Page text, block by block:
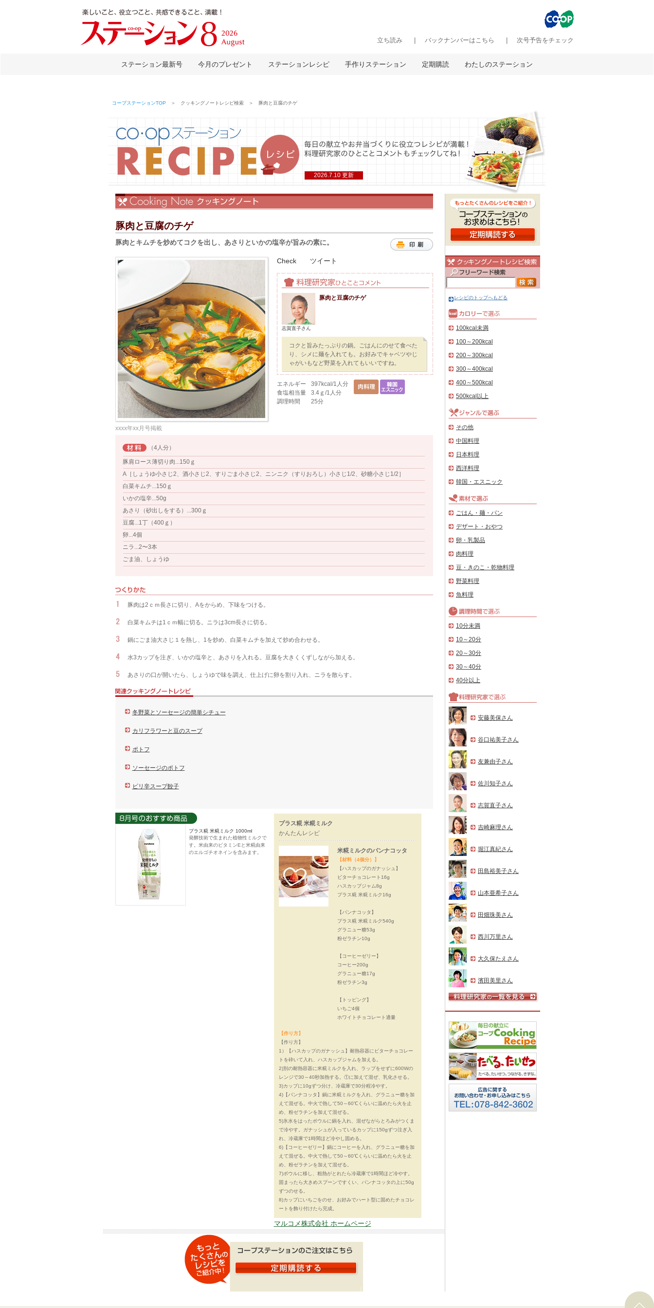
立ち読み バックナンバーはこちら 次号予告をチェック
ステーション最新号 今月のプレゼント ステーションレシピ 手作りステーション 定期購読 わたしのステーション
コープステーションTOP ＞ クッキングノートレシピ検索 ＞ 豚肉と豆腐のチゲ
2026.7.10 更新
豚肉と豆腐のチゲ
豚肉とキムチを炒めてコクを出し、あさりといかの塩辛が旨みの素に。
xxxx年xx月号掲載
Check ツイート
志賀直子さん
豚肉と豆腐のチゲ
コクと旨みたっぷりの鍋。ごはんにのせて食べた
り、シメに麺を入れても。お好みでキャベツやじ
ゃがいもなど野菜を入れてもいいですね。
エネルギー
397kcal/1人分
食塩相当量
3.4ｇ/1人分
調理時間
25分
（4人分）
豚肩ロース薄切り肉...150ｇ
A［しょうゆ小さじ2、酒小さじ2、すりごま小さじ2、ニンニク（すりおろし）小さじ1/2、砂糖小さじ1/2］
白菜キムチ...150ｇ
いかの塩辛...50g
あさり（砂出しをする）...300ｇ
豆腐...1丁（400ｇ）
卵...4個
ニラ...2〜3本
ごま油、しょうゆ
豚肉は2ｃｍ長さに切り、Aをからめ、下味をつける。
白菜キムチは1ｃｍ幅に切る。ニラは3cm長さに切る。
鍋にごま油大さじ１を熱し、1を炒め、白菜キムチを加えて炒め合わせる。
水3カップを注ぎ、いかの塩辛と、あさりを入れる。豆腐を大きくくずしながら加える。
あさりの口が開いたら、しょうゆで味を調え、仕上げに卵を割り入れ、ニラを散らす。
冬野菜とソーセージの簡単シチュー
カリフラワーと豆のスープ
ポトフ
ソーセージのポトフ
ピリ辛スープ餃子
プラス糀 米糀ミルク 1000ml
発酵技術で生まれた植物性ミルクで
す。米由来のビタミンEと米糀由来
のエルゴチオネインを含みます。
プラス糀 米糀ミルク
かんたんレシピ
米糀ミルクのパンナコッタ
【材料（4個分）】
【ハスカップのガナッシュ】
ビターチョコレート16g
ハスカップジャム8g
プラス糀 米糀ミルク16g
【パンナコッタ】
プラス糀 米糀ミルク540g
グラニュー糖53g
粉ゼラチン10g
【コーヒーゼリー】
コーヒー200g
グラニュー糖17g
粉ゼラチン3g
【トッピング】
いちご4個
ホワイトチョコレート適量
【作り方】
【作り方】
1）【ハスカップのガナッシュ】耐熱容器にビターチョコレー
トを砕いて入れ、ハスカップジャムを加える。
2)別の耐熱容器に米糀ミルクを入れ、ラップをせずに600Wの
レンジで30～40秒加熱する。①に加えて混ぜ、乳化させる。
3)カップに10gずつ分け、冷蔵庫で30分程冷やす。
4)【パンナコッタ】鍋に米糀ミルクを入れ、グラニュー糖を加
えて混ぜる。中火で熱して50～60℃くらいに温めたら火を止
め、粉ゼラチンを加えて混ぜる。
5)氷水をはったボウルに鍋を入れ、混ぜながらとろみがつくま
で冷やす。ガナッシュが入っているカップに150gずつ注ぎ入
れ、冷蔵庫で1時間ほど冷やし固める。
6)【コーヒーゼリー】鍋にコーヒーを入れ、グラニュー糖を加
えて混ぜる。中火で熱して50～60℃くらいに温めたら火を止
め、粉ゼラチンを加えて混ぜる。
7)ボウルに移し、粗熱がとれたら冷蔵庫で1時間ほど冷やす。
固まったら大きめスプーンですくい、パンナコッタの上に50g
ずつのせる。
8)カップにいちごをのせ、お好みでハート型に固めたチョコレ
ートを飾り付けたら完成。
マルコメ株式会社 ホームページ
レシピのトップへもどる
100kcal未満
100～200kcal
200～300kcal
300～400kcal
400～500kcal
500kcal以上
その他
中国料理
日本料理
西洋料理
韓国・エスニック
ごはん・麺・パン
デザート・おやつ
卵・乳製品
肉料理
豆・きのこ・乾物料理
野菜料理
魚料理
10分未満
10～20分
20～30分
30～40分
40分以上
安藤美保さん
谷口祐美子さん
友兼由子さん
佐川知子さん
志賀直子さん
吉崎麻理さん
堀江真紀さん
田島裕美子さん
山本亜希子さん
田畑珠美さん
西川万里さん
大久保たえさん
濱田美里さん